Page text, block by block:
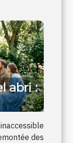
abri :
?
des